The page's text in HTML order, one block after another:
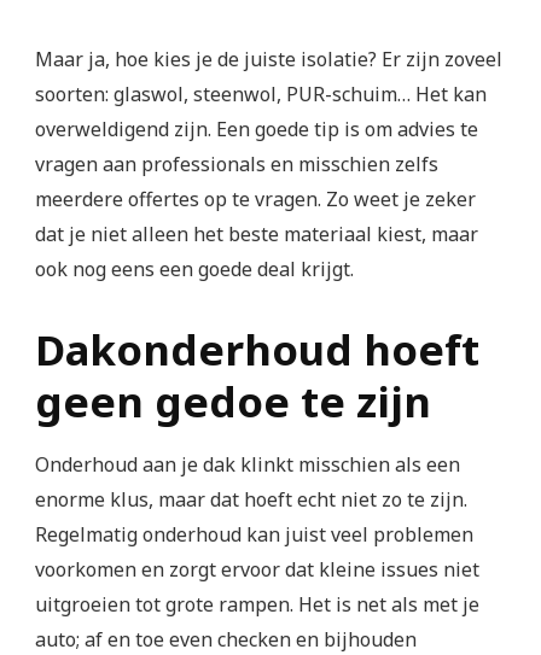
Maar ja, hoe kies je de juiste isolatie? Er zijn zoveel
soorten: glaswol, steenwol, PUR-schuim… Het kan
overweldigend zijn. Een goede tip is om advies te
vragen aan professionals en misschien zelfs
meerdere offertes op te vragen. Zo weet je zeker
dat je niet alleen het beste materiaal kiest, maar
ook nog eens een goede deal krijgt.
Dakonderhoud hoeft
geen gedoe te zijn
Onderhoud aan je dak klinkt misschien als een
enorme klus, maar dat hoeft echt niet zo te zijn.
Regelmatig onderhoud kan juist veel problemen
voorkomen en zorgt ervoor dat kleine issues niet
uitgroeien tot grote rampen. Het is net als met je
auto; af en toe even checken en bijhouden